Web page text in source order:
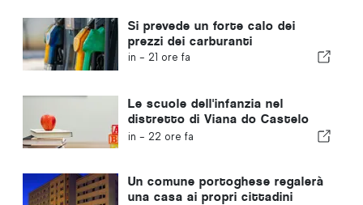
Si prevede un forte calo dei
prezzi dei carburanti
in - 21 ore fa
Le scuole dell'infanzia nel
distretto di Viana do Castelo
non chiuderanno
in - 22 ore fa
Un comune portoghese regalerà
una casa ai propri cittadini